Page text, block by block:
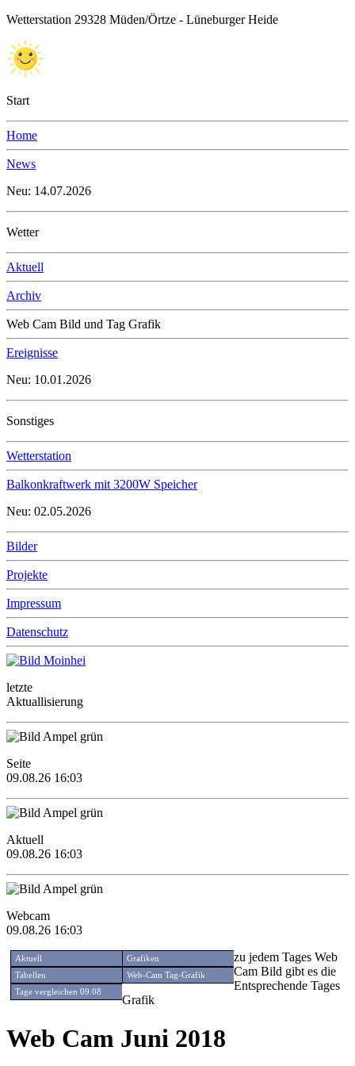
Wetterstation 29328 Müden/Örtze - Lüneburger Heide
Start
Home
News
Neu: 14.07.2026
Wetter
Aktuell
Archiv
Web Cam Bild und Tag Grafik
Ereignisse
Neu: 10.01.2026
Sonstiges
Wetterstation
Balkonkraftwerk mit 3200W Speicher
Neu: 02.05.2026
Bilder
Projekte
Impressum
Datenschutz
letzte
Aktuallisierung
Seite
09.08.26 16:03
Aktuell
09.08.26 16:03
Webcam
09.08.26 16:03
Aktuell
Grafiken
Tabellen
Web-Cam Tag-Grafik
Tage vergleichen 09.08
zu jedem Tages Web
Cam Bild gibt es die
Entsprechende Tages
Grafik
Web Cam Juni 2018